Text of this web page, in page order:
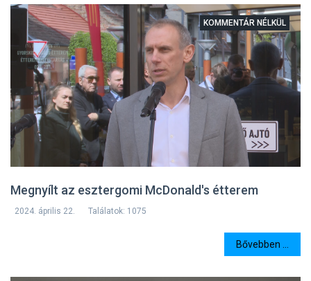
Megnyílt az esztergomi McDonald's étterem
KOMMENTÁR NÉLKÜL
2024. április 22. Találatok: 1075
Bővebben ...